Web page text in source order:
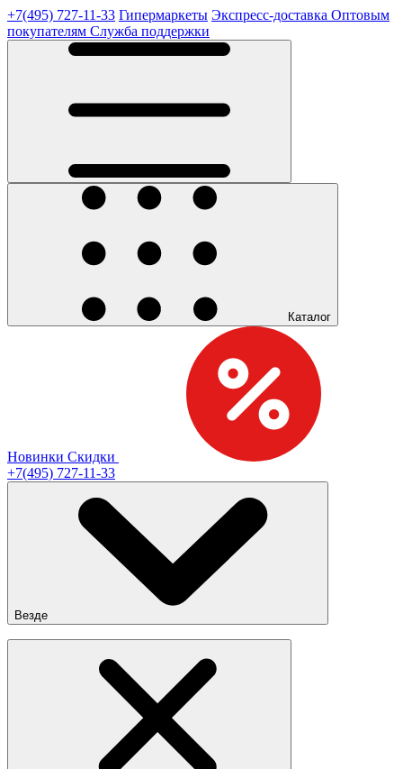
+7(495) 727-11-33 Гипермаркеты Экспресс-доставка Оптовым
покупателям Служба поддержки
Каталог
Новинки Скидки
+7(495) 727-11-33
Везде